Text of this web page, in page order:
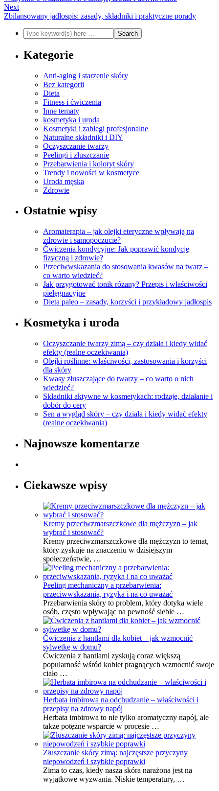
Next
Zbilansowany jadłospis: zasady, składniki i praktyczne porady
Kategorie
Anti-aging i starzenie skóry
Bez kategorii
Dieta
Fitness i ćwiczenia
Inne tematy
kosmetyka i uroda
Kosmetyki i zabiegi profesjonalne
Naturalne składniki i DIY
Oczyszczanie twarzy
Peelingi i złuszczanie
Przebarwienia i koloryt skóry
Trendy i nowości w kosmetyce
Uroda męska
Zdrowie
Ostatnie wpisy
Aromaterapia – jak olejki eteryczne wpływają na
zdrowie i samopoczucie?
Ćwiczenia kondycyjne: Jak poprawić kondycję
fizyczną i zdrowie?
Przeciwwskazania do stosowania kwasów na twarz –
co warto wiedzieć?
Jak przygotować tonik różany? Przepis i właściwości
pielęgnacyjne
Dieta paleo – zasady, korzyści i przykładowy jadłospis
Kosmetyka i uroda
Oczyszczanie twarzy zimą – czy działa i kiedy widać
efekty (realne oczekiwania)
Olejki roślinne: właściwości, zastosowania i korzyści
dla skóry
Kwasy złuszczające do twarzy – co warto o nich
wiedzieć?
Składniki aktywne w kosmetykach: rodzaje, działanie i
dobór do cery
Sen a wygląd skóry – czy działa i kiedy widać efekty
(realne oczekiwania)
Najnowsze komentarze
Ciekawsze wpisy
Kremy przeciwzmarszczkowe dla mężczyzn – jak
wybrać i stosować?
Kremy przeciwzmarszczkowe dla mężczyzn to temat,
który zyskuje na znaczeniu w dzisiejszym
społeczeństwie, …
Peeling mechaniczny a przebarwienia:
przeciwwskazania, ryzyka i na co uważać
Przebarwienia skóry to problem, który dotyka wiele
osób, często wpływając na pewność siebie …
Ćwiczenia z hantlami dla kobiet – jak wzmocnić
sylwetkę w domu?
Ćwiczenia z hantlami zyskują coraz większą
popularność wśród kobiet pragnących wzmocnić swoje
ciało …
Herbata imbirowa na odchudzanie – właściwości i
przepisy na zdrowy napój
Herbata imbirowa to nie tylko aromatyczny napój, ale
także potężne wsparcie w procesie …
Złuszczanie skóry zimą: najczęstsze przyczyny
niepowodzeń i szybkie poprawki
Zima to czas, kiedy nasza skóra narażona jest na
wyjątkowe wyzwania. Niskie temperatury, …